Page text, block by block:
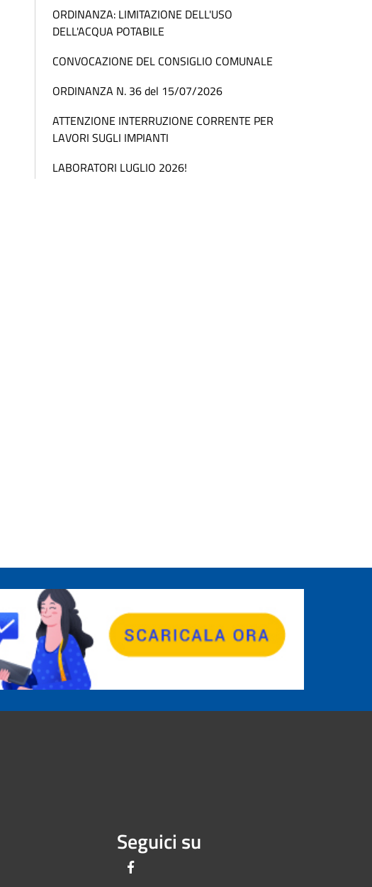
ORDINANZA: LIMITAZIONE DELL'USO
DELL'ACQUA POTABILE
CONVOCAZIONE DEL CONSIGLIO COMUNALE
ORDINANZA N. 36 del 15/07/2026
ATTENZIONE INTERRUZIONE CORRENTE PER
LAVORI SUGLI IMPIANTI
LABORATORI LUGLIO 2026!
Seguici su